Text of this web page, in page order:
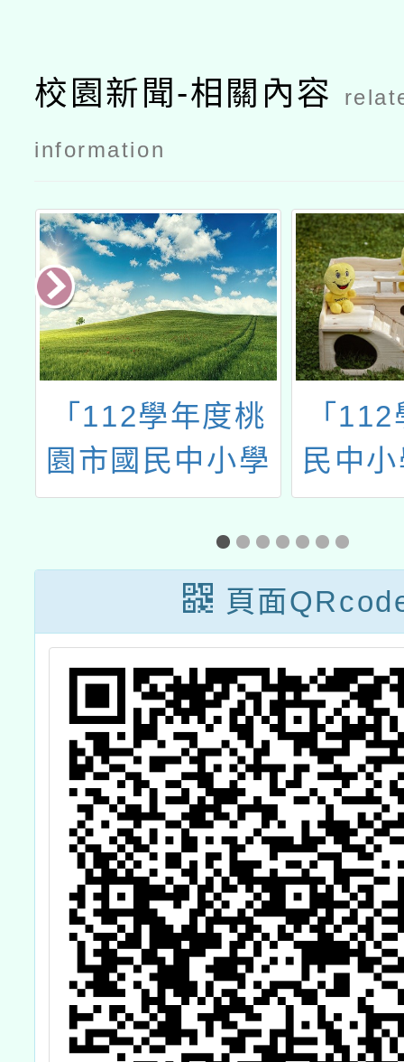
校園新聞-相關內容
information
「112學年度桃
園市國民中小學
學生學習扶助整
體行政推動計畫
子計畫十六：國
中小因材網教學
研習計畫」-數學
科
「
民中
學生
材研
國民
域扶
研習
頁面